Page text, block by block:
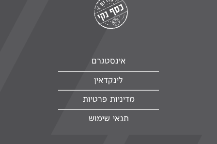
אינסטגרם
לינקדאין
מדיניות פרטיות
תנאי שימוש